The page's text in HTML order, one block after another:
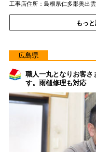
工事店住所：島根県仁多郡奥出
もっ
広島県
職人一丸となりお客さ
す。雨樋修理も対応